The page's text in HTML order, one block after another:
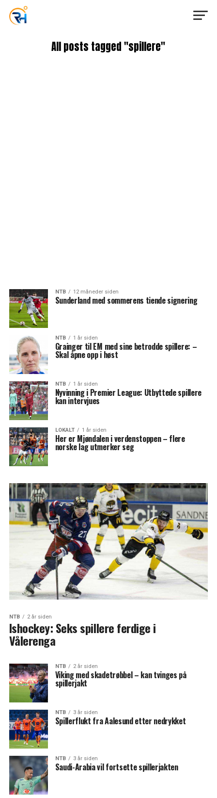
All posts tagged "spillere"
NTB 12 måneder siden
Sunderland med sommerens tiende signering
NTB 1 år siden
Grainger til EM med sine betrodde spillere: –
Skal åpne opp i høst
NTB 1 år siden
Nyvinning i Premier League: Utbyttede spillere
kan intervjues
LOKALT 1 år siden
Her er Mjøndalen i verdenstoppen – flere
norske lag utmerker seg
NTB 2 år siden
Ishockey: Seks spillere ferdige i
Vålerenga
NTB 2 år siden
Viking med skadetrøbbel – kan tvinges på
spillerjakt
NTB 3 år siden
Spillerflukt fra Aalesund etter nedrykket
NTB 3 år siden
Saudi-Arabia vil fortsette spillerjakten